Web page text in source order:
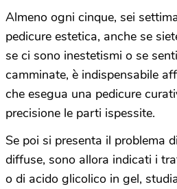
Almeno ogni cinque, sei
pedicure estetica, anche se
se ci sono inestetismi o se
camminate, è indispensabile
che esegua una pedicure
precisione le parti ispessite.
Se poi si presenta il problema
diffuse, sono allora indicati i
o di acido glicolico in gel,